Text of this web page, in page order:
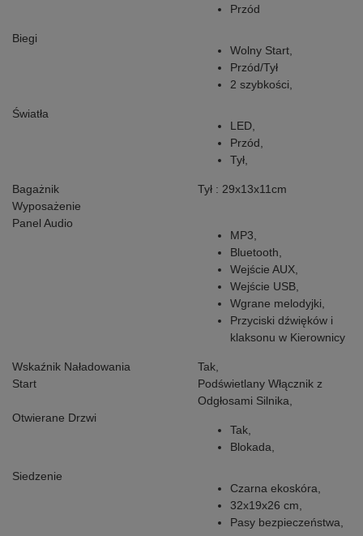
Przód
Biegi
Wolny Start,
Przód/Tył
2 szybkości,
Światła
LED,
Przód,
Tył,
Bagażnik
Tył : 29x13x11cm
Wyposażenie
Panel Audio
MP3,
Bluetooth,
Wejście AUX,
Wejście USB,
Wgrane melodyjki,
Przyciski dźwięków i
klaksonu w Kierownicy
Wskaźnik Naładowania
Tak,
Start
Podświetlany Włącznik z
Odgłosami Silnika,
Otwierane Drzwi
Tak,
Blokada,
Siedzenie
Czarna ekoskóra,
32x19x26 cm,
Pasy bezpieczeństwa,